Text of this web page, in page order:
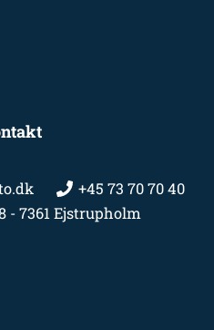
+45 73 70 70 40
- 7361 Ejstrupholm